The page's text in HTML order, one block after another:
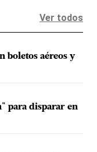
Ver todos
boletos aéreos y
para disparar en